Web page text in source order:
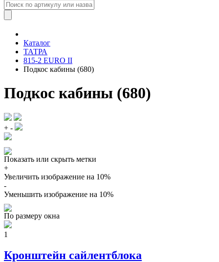
Каталог
ТАТРА
815-2 EURO II
Подкос кабины (680)
Подкос кабины (680)
+ -
Показать или скрыть метки
+
Увеличить изображение на 10%
-
Уменьшить изображение на 10%
По размеру окна
1
Кронштейн сайлентблока